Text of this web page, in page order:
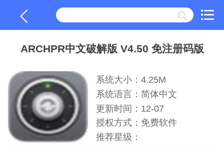
ARCHPR中文破解版 V4.50 免注册码版
系统大小：4.25M
系统语言：简体中文
更新时间：12-07
授权方式：免费软件
推荐星级：